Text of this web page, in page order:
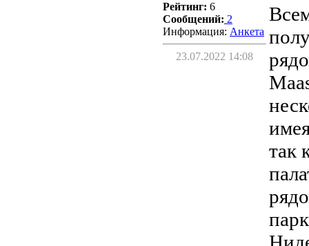
Рейтинг: 6
Сообщений: 2
Информация: Aнкета
23.07.2022 14:08
так